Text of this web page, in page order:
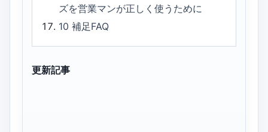
ズを営業マンが正しく使うために
10補足FAQ
更新記事